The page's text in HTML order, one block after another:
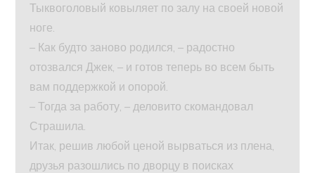
Тыквоголовый ковыляет по залу на своей новой
ноге.
– Как будто заново родился, – радостно
отозвался Джек, – и готов теперь во всем быть
вам поддержкой и опорой.
– Тогда за работу, – деловито скомандовал
Страшила.
Итак, решив любой ценой вырваться из плена,
друзья разошлись по дворцу в поисках